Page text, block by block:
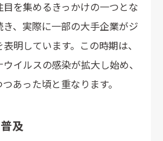
を集めるきっかけの一つとな
き、実際に一部の大手企業がジ
明しています。この時期は、
イルスの感染が拡大し始め、
あった頃と重なります。
及